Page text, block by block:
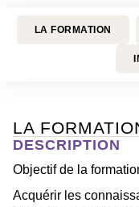
LA FORMATION
LA
DESCRIPTION
Objectif de la
Acquérir les